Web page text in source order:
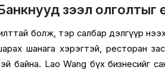
зээл олголтыг
болж, тэр салбар дэлгүүр
шанага хэрэгтэй, ресторан
байна. Lao Wang бүх бизнесийг